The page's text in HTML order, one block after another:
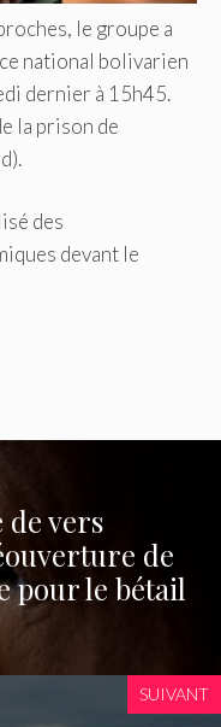
le groupe a
national bolivarien
dernier à 15h45.
la prison de
des
devant le
de vers
de
pour le bétail
SUIVANT